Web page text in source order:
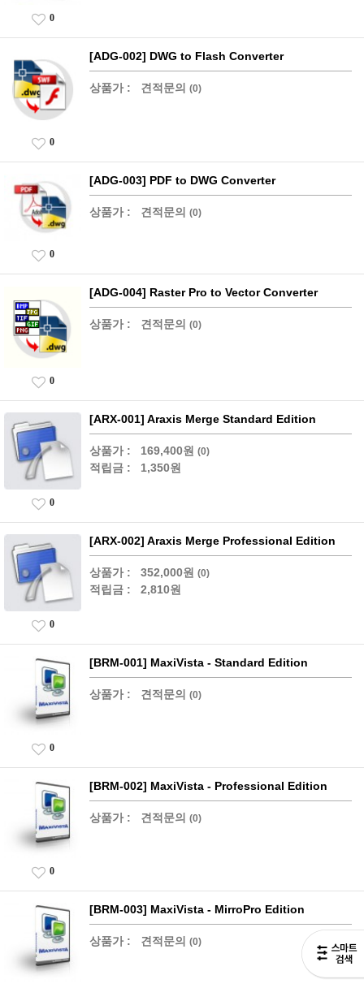
0
[ADG-002] DWG to Flash Converter
상품가 : 견적문의 (0)
0
[ADG-003] PDF to DWG Converter
상품가 : 견적문의 (0)
0
[ADG-004] Raster Pro to Vector Converter
상품가 : 견적문의 (0)
0
[ARX-001] Araxis Merge Standard Edition
상품가 : 169,400원 (0)
적립금 : 1,350원
0
[ARX-002] Araxis Merge Professional Edition
상품가 : 352,000원 (0)
적립금 : 2,810원
0
[BRM-001] MaxiVista - Standard Edition
상품가 : 견적문의 (0)
0
[BRM-002] MaxiVista - Professional Edition
상품가 : 견적문의 (0)
0
[BRM-003] MaxiVista - MirroPro Edition
상품가 : 견적문의 (0)